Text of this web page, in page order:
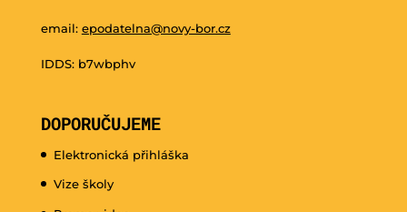
email: epodatelna@novy-bor.cz
IDDS: b7wbphv
DOPORUČUJEME
Elektronická přihláška
Vize školy